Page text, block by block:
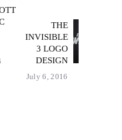
Next
post:
THE
INVISIBLE
3 LOGO
DESIGN
July 6, 2016